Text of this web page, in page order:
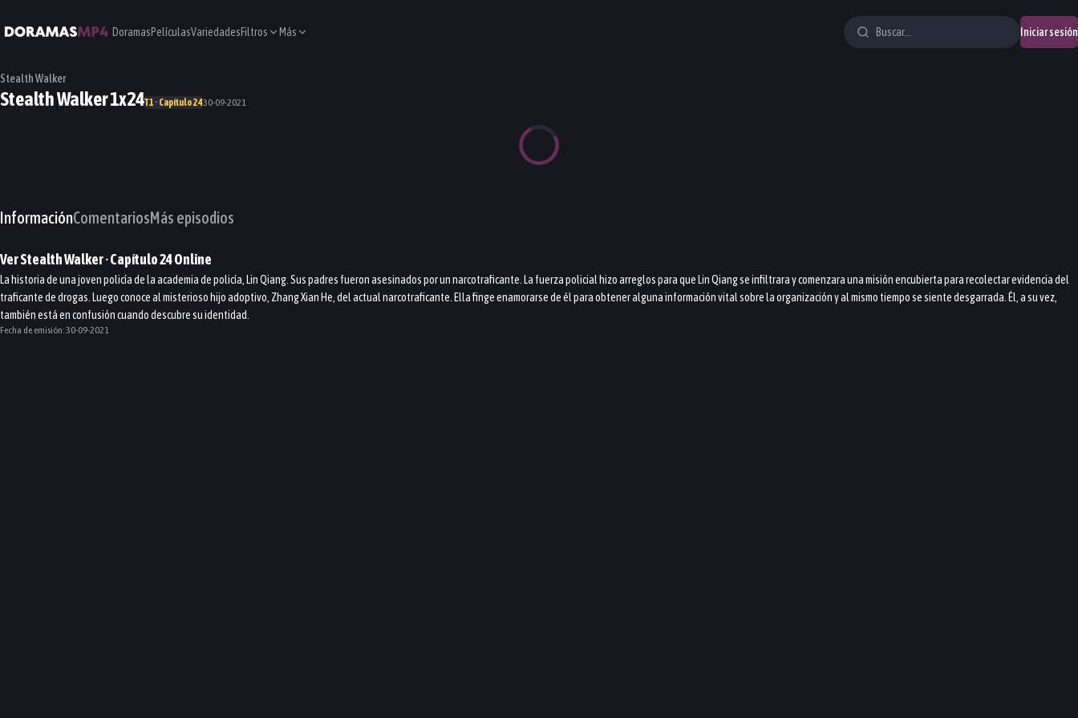
DoramasPelículasVariedadesFiltros Más Iniciar sesión
Stealth Walker
Stealth Walker 1x24T1 · Capítulo 2430-09-2021
InformaciónComentariosMás episodios
VerStealth Walker· Capítulo24Online
La historia de una joven policía de la academia de policía, Lin Qiang. Sus padres fueron asesinados por un narcotraficante. La fuerza policial hizo arreglos para que Lin Qiang se infiltrara y comenzara una misión encubierta para recolectar evidencia del
traficante de drogas. Luego conoce al misterioso hijo adoptivo, Zhang Xian He, del actual narcotraficante. Ella finge enamorarse de él para obtener alguna información vital sobre la organización y al mismo tiempo se siente desgarrada. Él, a su vez,
también está en confusión cuando descubre su identidad.
Fecha de emisión:30-09-2021